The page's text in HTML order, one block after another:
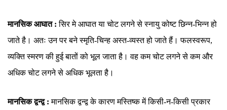
मानसिक आघात :सिर मे आघात या चोट लगने से स्नायु कोष्ट छिन्न-भिन्न हो
जाते है। अतः उन पर बने स्मृति-चिन्ह अस्त-व्यस्त हो जाते हैं। फलस्वरूप,
व्यक्ति स्मरण की हुई बातों को भूल जाता है। वह कम चोट लगने से कम और
अधिक चोट लगने से अधिक भूलता है।
मानसिक द्वन्द्व : मानसिक द्वन्द्व के कारण मस्तिष्क में किसी-न-किसी प्रकार